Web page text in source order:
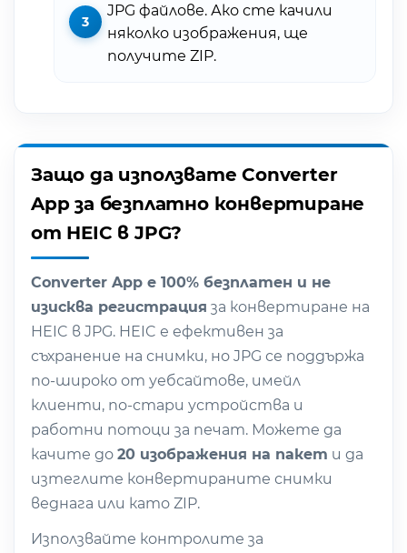
JPG файлове. Ако сте качили
няколко изображения, ще
получите ZIP.
Защо да използвате Converter
App за безплатно конвертиране
от HEIC в JPG?
Converter App е 100% безплатен и не
изисква регистрация за конвертиране на
HEIC в JPG. HEIC е ефективен за
съхранение на снимки, но JPG се поддържа
по-широко от уебсайтове, имейл
клиенти, по-стари устройства и
работни потоци за печат. Можете да
качите до 20 изображения на пакет и да
изтеглите конвертираните снимки
веднага или като ZIP.
Използвайте контролите за